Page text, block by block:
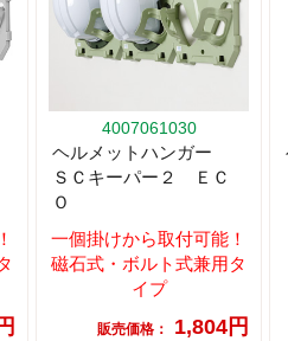
4007061030
ヘルメットハンガー
ＳＣキーパー２ ＥＣ
Ｏ
一個掛けから取付可能！
磁石式・ボルト式兼用タ
イプ
販売価格： 1,804円